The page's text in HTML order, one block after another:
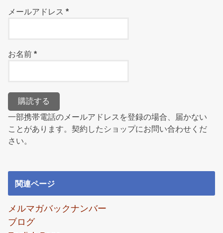
メールアドレス*
お名前*
一部携帯電話のメールアドレスを登録の場合、届かない
ことがあります。契約したショップにお問い合わせくだ
さい。
関連ページ
メルマガバックナンバー
ブログ